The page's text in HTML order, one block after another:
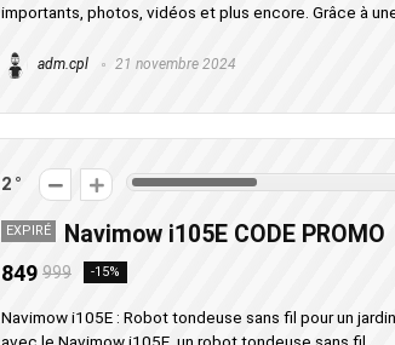
importants, photos, vidéos et plus encore. Grâce à une
adm.cpl 21 novembre 2024
2
EXPIRÉ Navimow i105E CODE PROMO
849 999 -15%
Navimow i105E : Robot tondeuse sans fil pour un
avec le Navimow i105E, un robot tondeuse sans fil ...